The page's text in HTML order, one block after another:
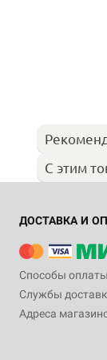
С этим
ДОСТАВКА И
Способы оплаты
Службы
Адреса